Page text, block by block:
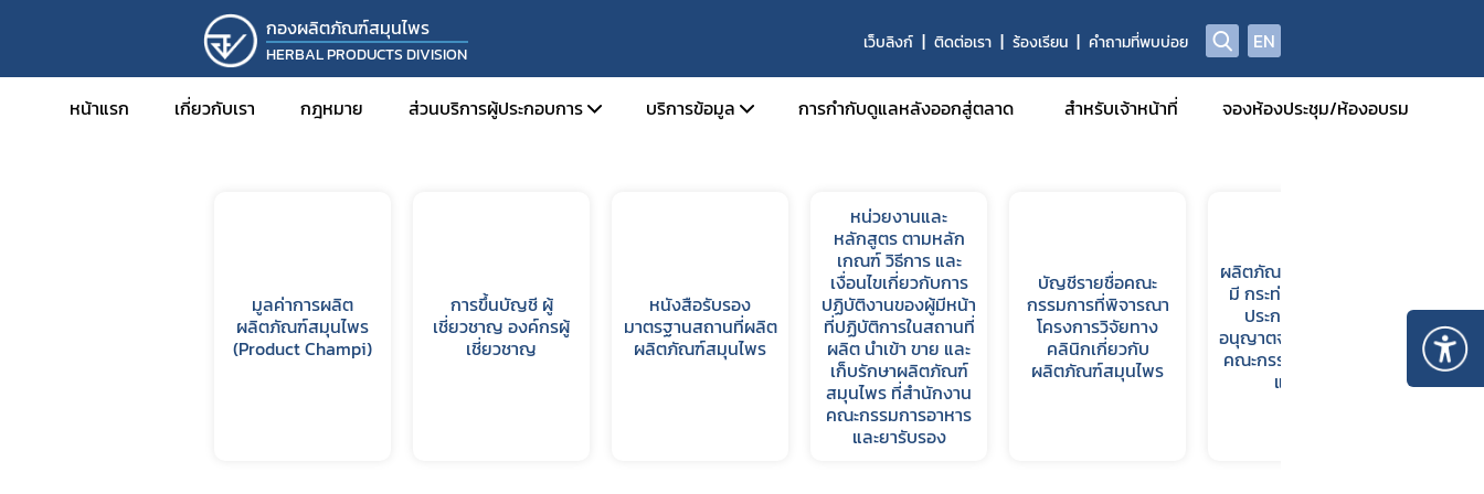
กองผลิตภัณฑ์สมุนไพร
HERBAL PRODUCTS DIVISION
เว็บลิงก์ ติดต่อเรา ร้องเรียน คำถามที่พบบ่อย EN
หน้าแรก เกี่ยวกับเรา กฎหมาย ส่วนบริการผู้ประกอบการ
การขอรับรองมาตรฐานสถานที่ผลิตภัณฑ์สมุนไพร
การขอพิจารณาแบบแปลนสถานที่ผลิตผลิตภัณฑ์
บริการข้อมูล
รายนามสถานที่ผลิตที่ได้รับการรับรองมาตรฐานการ
หลักสูตรการอบรมสำหรับการปฏิบัติงานของผู้มีหน้าที่
ปฏิบัติการในสถานที่ผลิต นำเข้า ขาย และเก็บรักษา
ผลิตภัณฑ์สมุนไพรที่ผ่านการรับรองโดย อย.
บัญชีรายชื่อคณะกรรมการที่พิจารณาโครงการวิจัยทาง
คลินิกเกี่ยวกับผลิตภัณฑ์สมุนไพร
ผลิตภัณฑ์สมุนไพรซึ่งมี กระท่อม เป็นส่วนประกอบที่ได้
การกำกับดูแลหลังออกสู่ตลาด สำหรับเจ้าหน้าที่ จองห้องประชุม/ห้องอบรม
สถานการณ์วิกฤตตะวันออกกลาง
มูลค่าการผลิต
ผลิตภัณฑ์สมุนไพร
(Product Champi)
การขึ้นบัญชี ผู้
เชี่ยวชาญ องค์กรผู้
เชี่ยวชาญ
หนังสือรับรอง
มาตรฐานสถานที่ผลิต
ผลิตภัณฑ์สมุนไพร
หน่วยงานและ
หลักสูตร ตามหลัก
เกณฑ์ วิธีการ และ
เงื่อนไขเกี่ยวกับการ
ปฏิบัติงานของผู้มีหน้า
ที่ปฏิบัติการในสถานที่
ผลิต นำเข้า ขาย และ
เก็บรักษาผลิตภัณฑ์
สมุนไพร ที่สำนักงาน
คณะกรรมการอาหาร
และยารับรอง
บัญชีรายชื่อคณะ
กรรมการที่พิจารณา
โครงการวิจัยทาง
คลินิกเกี่ยวกับ
ผลิตภัณฑ์สมุนไพร
ผลิตภัณฑ์สมุนไพรซึ่ง
มี กระท่อม เป็นส่วน
ประกอบที่ได้รับ
อนุญาตจากสำนักงาน
คณะกรรมการอาหาร
และยา
ข้อ